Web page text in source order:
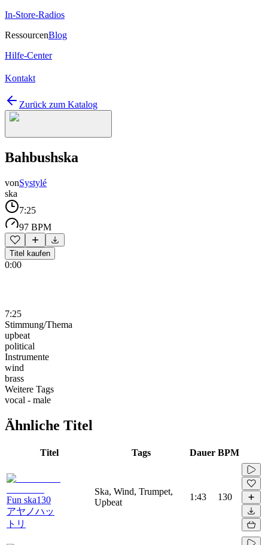
In-Store-Radios
RessourcenBlog
Hilfe-Center
Kontakt
Zurück zum Katalog
Bahbushska
vonSystylé
ska
7:25
97 BPM
Titel kaufen
0:00
7:25
Stimmung/Thema
upbeat
political
Instrumente
wind
brass
Weitere Tags
vocal - male
Ähnliche Titel
Titel Tags Dauer BPM
Fun ska130
アヤノハッ
トリ
Ska, Wind, Trumpet,
Upbeat
1:43 130